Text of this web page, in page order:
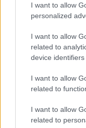
I want to allow
personalized
I want to allow
related to
device identifiers
I want to allow
related to
I want to allow
related to